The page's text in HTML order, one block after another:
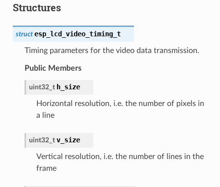
Structures
struct esp_lcd_video_timing_t
Timing parameters for the video data transmission.
Public Members
uint32_t h_size
Horizontal resolution, i.e. the number of pixels in
a line
uint32_t v_size
Vertical resolution, i.e. the number of lines in the
frame